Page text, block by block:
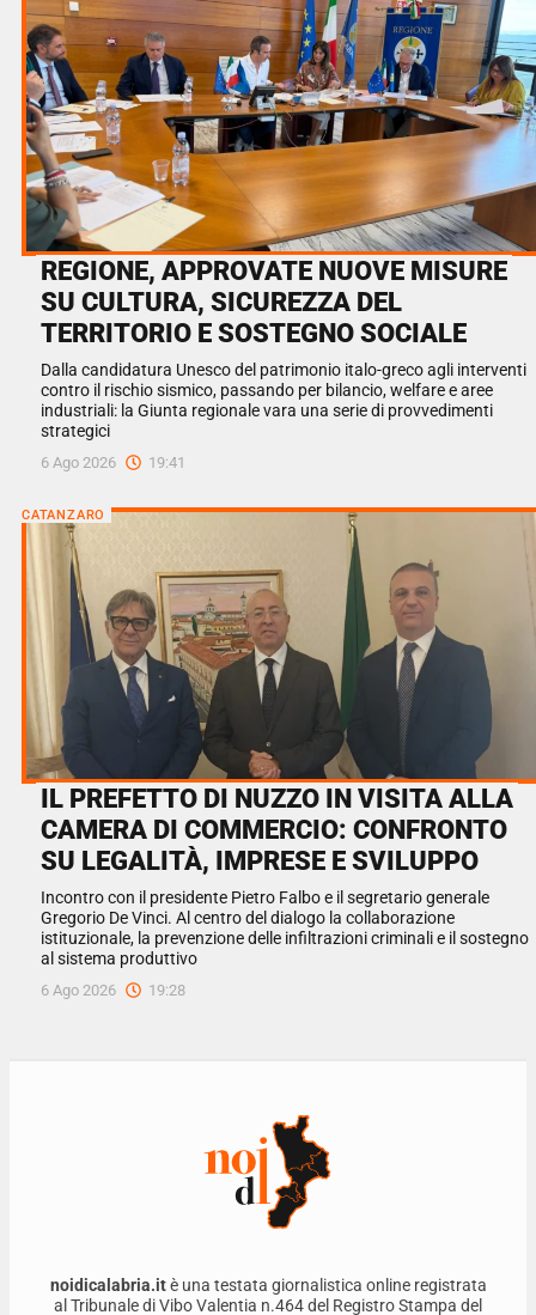
REGIONE, APPROVATE NUOVE MISURE
SU CULTURA, SICUREZZA DEL
TERRITORIO E SOSTEGNO SOCIALE
Dalla candidatura Unesco del patrimonio italo-greco agli interventi
contro il rischio sismico, passando per bilancio, welfare e aree
industriali: la Giunta regionale vara una serie di provvedimenti
strategici
6 Ago 2026 19:41
CATANZARO
IL PREFETTO DI NUZZO IN VISITA ALLA
CAMERA DI COMMERCIO: CONFRONTO
SU LEGALITÀ, IMPRESE E SVILUPPO
Incontro con il presidente Pietro Falbo e il segretario generale
Gregorio De Vinci. Al centro del dialogo la collaborazione
istituzionale, la prevenzione delle infiltrazioni criminali e il sostegno
al sistema produttivo
6 Ago 2026 19:28
noidicalabria.itè una testata giornalistica online registrata
al Tribunale di Vibo Valentia n.464 del Registro Stampa del